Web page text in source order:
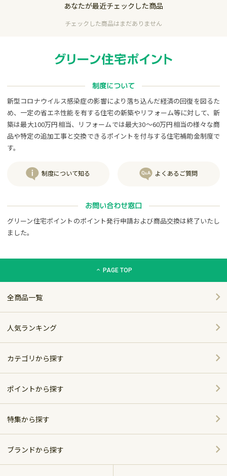
あなたが最近チェックした商品
チェックした商品はまだありません
制度について
新型コロナウイルス感染症の影響により落ち込んだ経済の回復を図るた
め、一定の省エネ性能を有する住宅の新築やリフォーム等に対して、新
築は最大100万円相当、リフォームでは最大30～60万円相当の様々な商
品や特定の追加工事と交換できるポイントを付与する住宅補助金制度で
す。
制度について知る よくあるご質問
お問い合わせ窓口
グリーン住宅ポイントのポイント発行申請および商品交換は終了いたし
ました。
グリーン住宅ポイント交換商品カタログサイト「エコdeギフ
PAGE TOP
全商品一覧
人気ランキング
カテゴリから探す
家電
家具・インテリア
ホーム＆キッチン
ポイントから探す
～5,000pt
5,001～10,000pt
特集から探す
ポイント別おすすめ商品
ブランドから探す